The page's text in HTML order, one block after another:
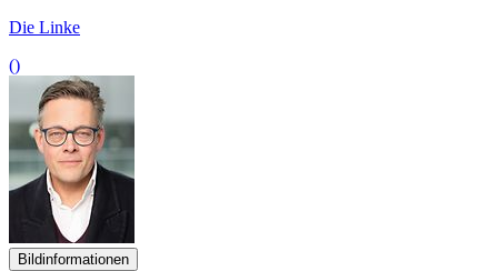
Die Linke
()
Bildinformationen